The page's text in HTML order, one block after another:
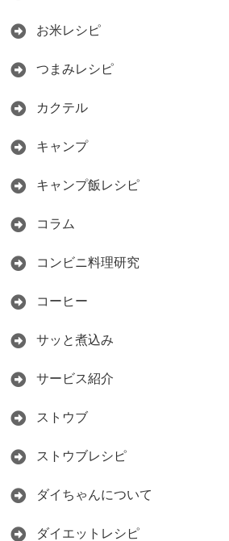
お米レシピ
つまみレシピ
カクテル
キャンプ
キャンプ飯レシピ
コラム
コンビニ料理研究
コーヒー
サッと煮込み
サービス紹介
ストウブ
ストウブレシピ
ダイちゃんについて
ダイエットレシピ